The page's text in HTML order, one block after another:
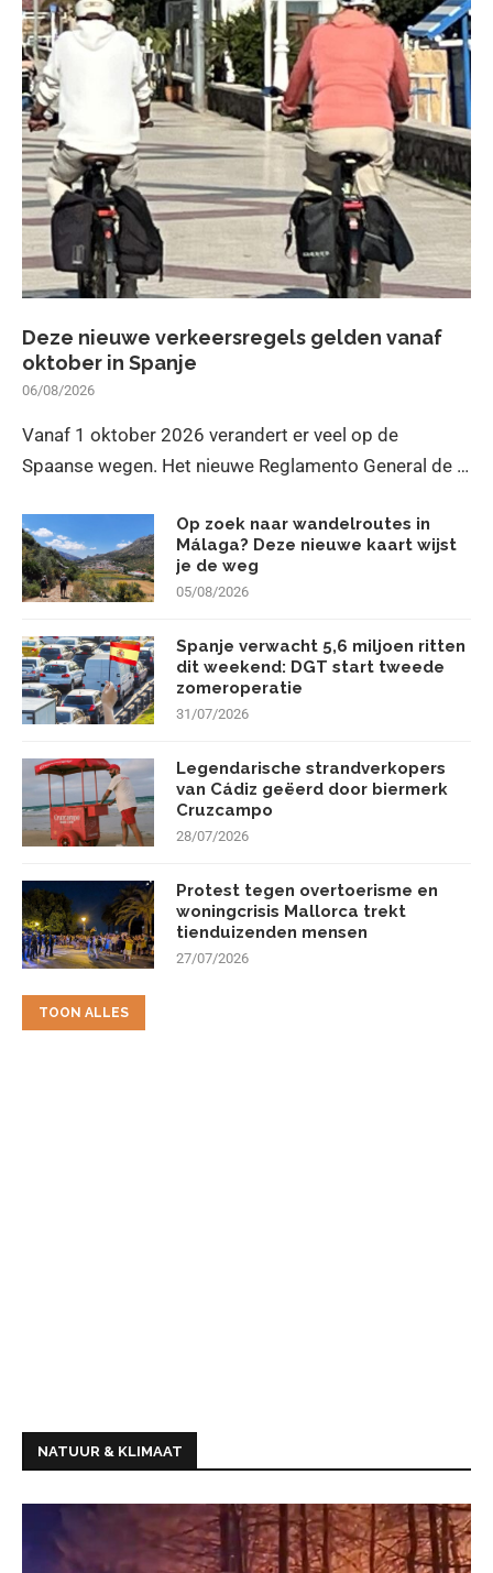
Deze nieuwe verkeersregels gelden vanaf
oktober in Spanje
06/08/2026
Vanaf 1 oktober 2026 verandert er veel op de
Spaanse wegen. Het nieuwe Reglamento General de …
Op zoek naar wandelroutes in
Málaga? Deze nieuwe kaart wijst
je de weg
05/08/2026
Spanje verwacht 5,6 miljoen ritten
dit weekend: DGT start tweede
zomeroperatie
31/07/2026
Legendarische strandverkopers
van Cádiz geëerd door biermerk
Cruzcampo
28/07/2026
Protest tegen overtoerisme en
woningcrisis Mallorca trekt
tienduizenden mensen
27/07/2026
TOON ALLES
NATUUR & KLIMAAT